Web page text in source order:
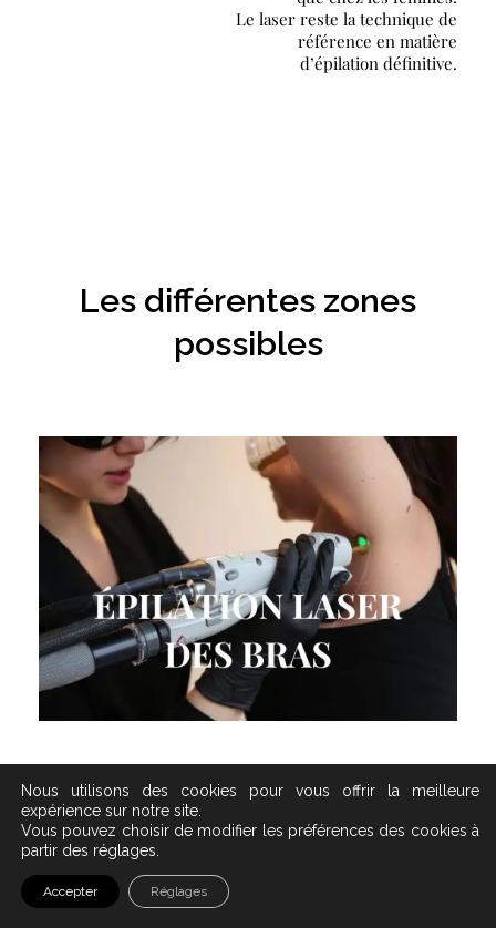
Le laser reste la technique de
référence en matière
d’épilation définitive.
Les différentes zones
possibles
EPILATION BRAS /
AISSELLES
En savoir plus sur l'épilation des bras et
des aisselles
EPILATION DU CORPS
Nous utilisons des cookies pour vous offrir la meilleure
expérience sur notre site.
Vous pouvez choisir de modifier les préférences des cookies à
partir des réglages.
Accepter Réglages